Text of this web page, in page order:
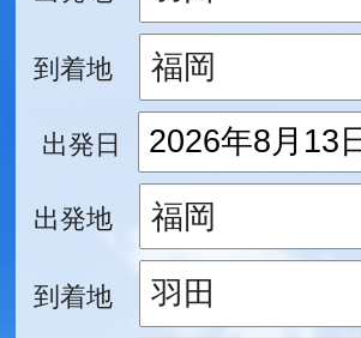
到着地
出発日
出発地
到着地